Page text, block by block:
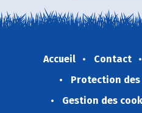
Accueil Contact
Protection des
Gestion des